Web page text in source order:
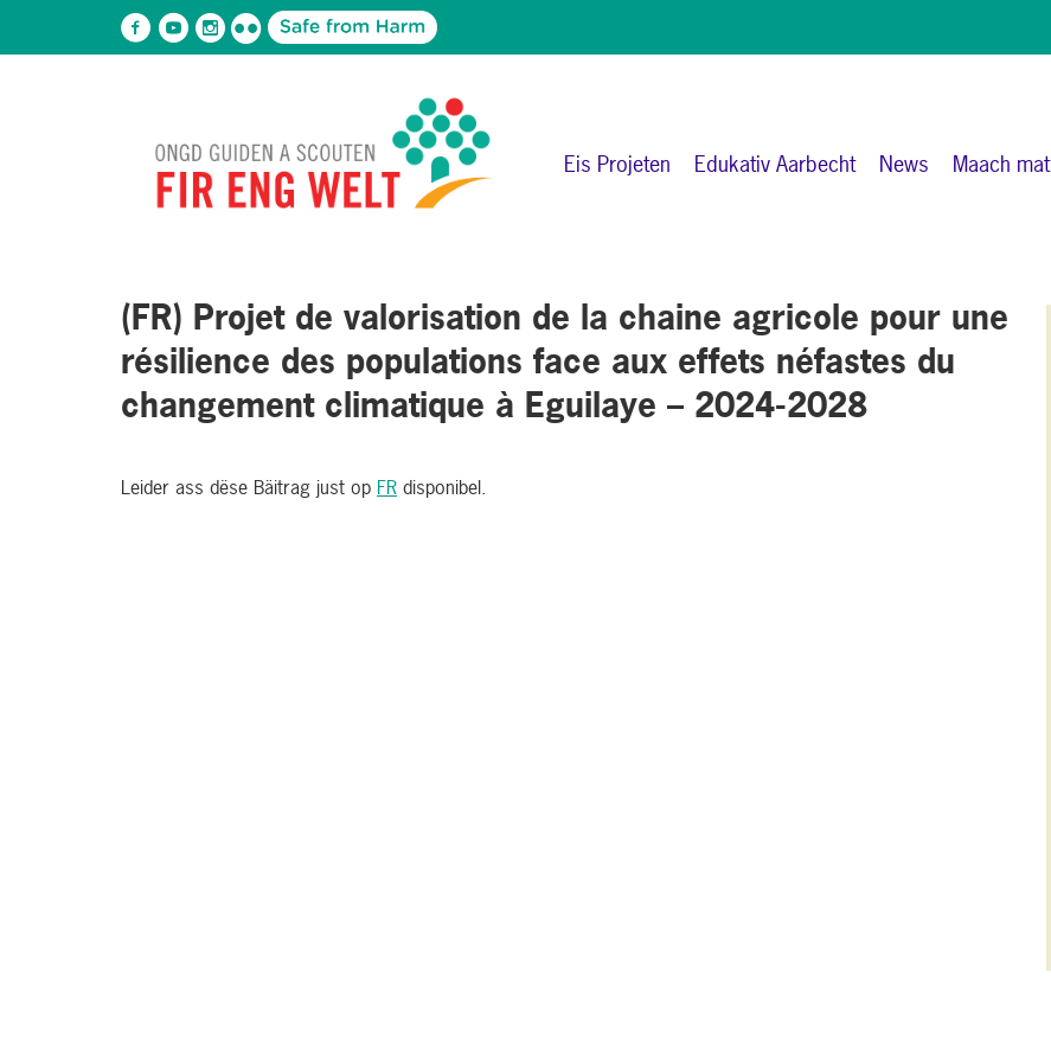
Eis Projeten Edukativ Aarbecht News Maach mat
(FR) Projet de valorisation de la chaine agricole pour une
résilience des populations face aux effets néfastes du
changement climatique à Eguilaye – 2024-2028
Leider ass dëse Bäitrag just op FR disponibel.